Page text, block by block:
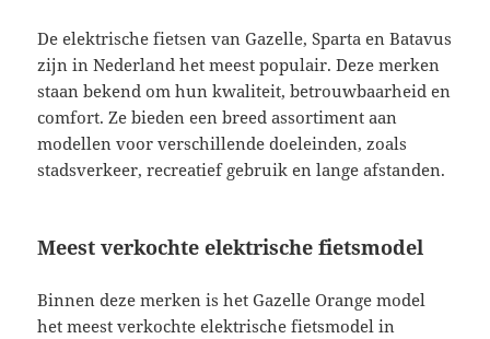
De elektrische fietsen van Gazelle, Sparta en Batavus
zijn in Nederland het meest populair. Deze merken
staan bekend om hun kwaliteit, betrouwbaarheid en
comfort. Ze bieden een breed assortiment aan
modellen voor verschillende doeleinden, zoals
stadsverkeer, recreatief gebruik en lange afstanden.
Meest verkochte elektrische fietsmodel
Binnen deze merken is het Gazelle Orange model
het meest verkochte elektrische fietsmodel in